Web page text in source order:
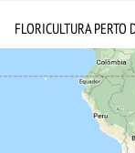
FLORICULTURA